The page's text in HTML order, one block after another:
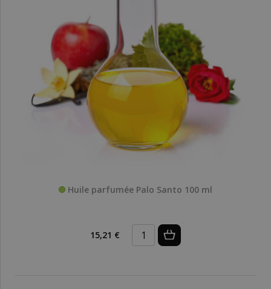
Huile parfumée Palo Santo 100 ml
15,21 €